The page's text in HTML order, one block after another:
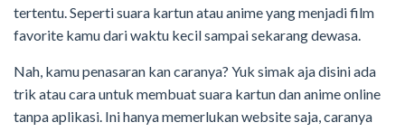
tertentu. Seperti suara kartun atau anime yang menjadi film
favorite kamu dari waktu kecil sampai sekarang dewasa.
Nah, kamu penasaran kan caranya? Yuk simak aja disini ada
trik atau cara untuk membuat suara kartun dan anime online
tanpa aplikasi. Ini hanya memerlukan website saja, caranya